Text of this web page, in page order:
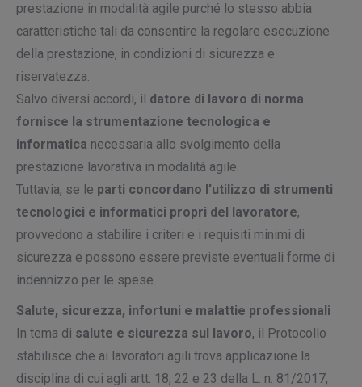
prestazione in modalità agile purché lo stesso abbia
caratteristiche tali da consentire la regolare esecuzione
della prestazione, in condizioni di sicurezza e
riservatezza.
Salvo diversi accordi, il datore di lavoro di norma
fornisce la strumentazione tecnologica e
informatica necessaria allo svolgimento della
prestazione lavorativa in modalità agile.
Tuttavia, se le parti concordano l’utilizzo di strumenti
tecnologici e informatici propri del lavoratore,
provvedono a stabilire i criteri e i requisiti minimi di
sicurezza e possono essere previste eventuali forme di
indennizzo per le spese.
Salute, sicurezza, infortuni e malattie professionali
In tema di salute e sicurezza sul lavoro, il Protocollo
stabilisce che ai lavoratori agili trova applicazione la
disciplina di cui agli artt. 18, 22 e 23 della L. n. 81/2017,